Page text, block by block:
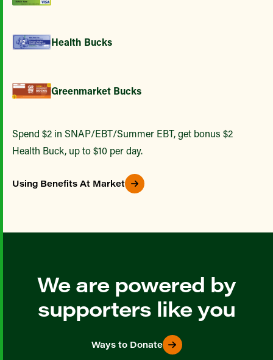
Health Bucks
Greenmarket Bucks
Spend $2 in SNAP/EBT/Summer EBT, get bonus $2
Health Buck, up to $10 per day.
Using Benefits At Market
We are powered by
supporters like you
Ways to Donate